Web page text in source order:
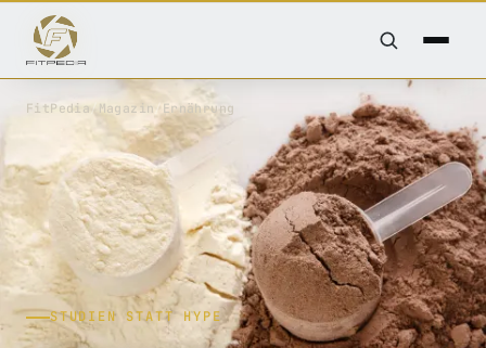
FitPedia/ Magazin / Ernährung
STUDIEN STATT HYPE